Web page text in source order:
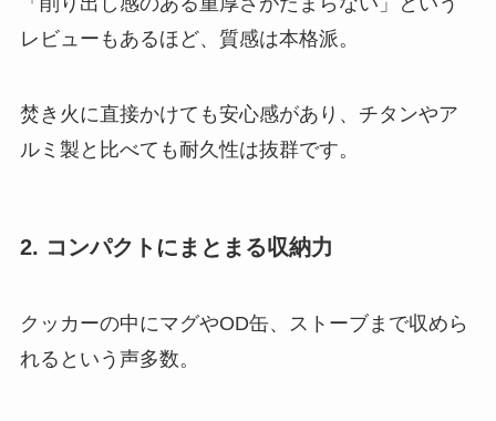
レビューもあるほど、質感は本格派。
焚き火に直接かけても安心感があり、チタンやア
ルミ製と比べても耐久性は抜群です。
2. コンパクトにまとまる収納力
クッカーの中にマグやOD缶、ストーブまで収めら
れるという声多数。